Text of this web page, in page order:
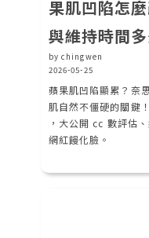
果肌凹陷怎
與維持時間
by chingwen
2026-05-25
蘋果肌凹陷顯累？奈
肌自然不僵硬的關鍵
，大公開 cc 數評估
網紅饅化臉。